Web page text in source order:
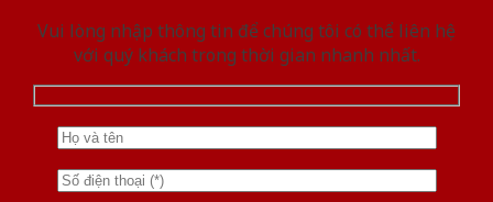
Vui lòng nhập thông tin để chúng tôi có thể liên hệ
với quý khách trong thời gian nhanh nhất.